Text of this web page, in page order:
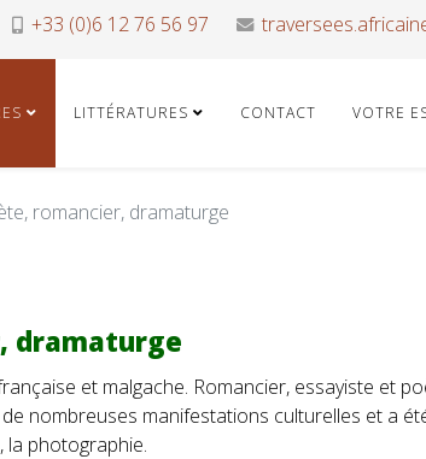
+33 (0)6 12 76 56 97
LITTÉRATURES CONTACT VOTRE
romancier, dramaturge
dramaturge
et malgache. Romancier, essayiste et
nombreuses manifestations culturelles et a
la photographie.